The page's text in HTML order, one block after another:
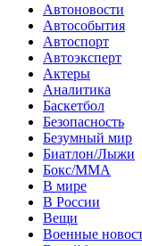
Автоновости
Автособытия
Автоспорт
Автоэксперт
Актеры
Аналитика
Баскетбол
Безопасность
Безумный мир
Биатлон/Лыжи
Бокс/MMA
В мире
В России
Вещи
Военные